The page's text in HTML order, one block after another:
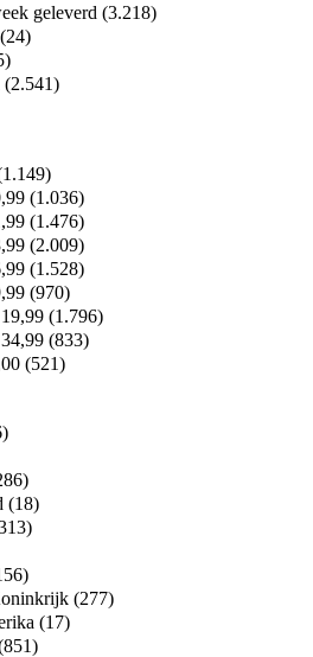
geleverd (3.218)
(2.541)
(1.036)
(1.476)
(2.009)
(1.528)
(970)
(1.796)
(833)
(521)
(18)
(277)
(17)